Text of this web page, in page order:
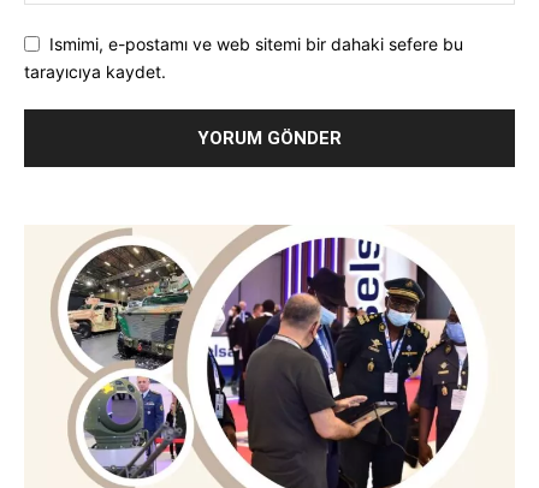
Ismimi, e-postamı ve web sitemi bir dahaki sefere bu
tarayıcıya kaydet.